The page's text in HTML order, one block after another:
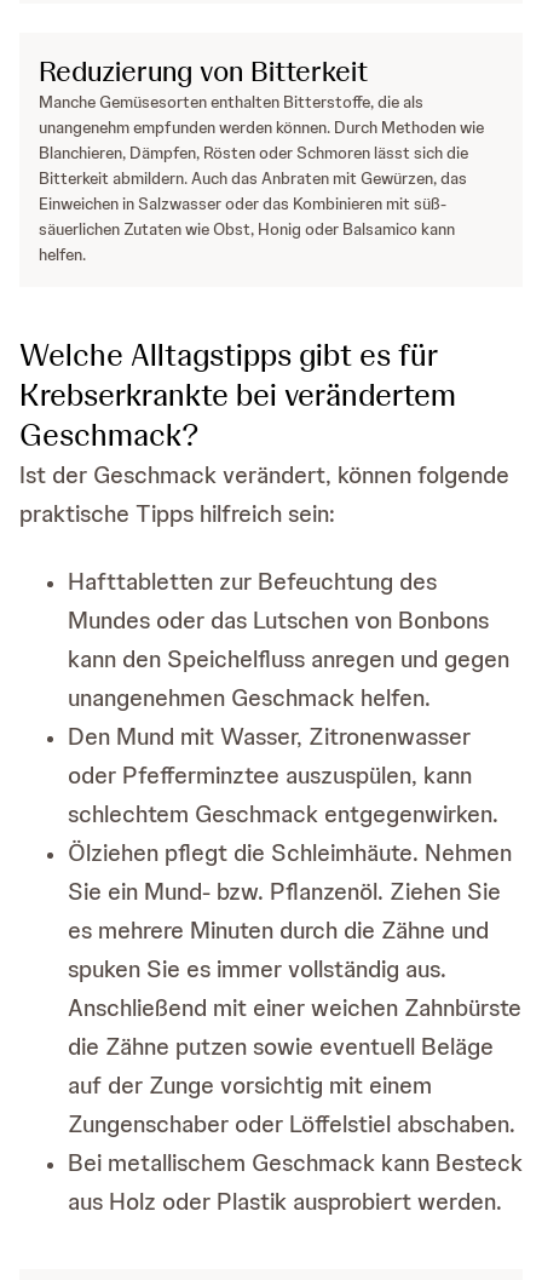
Reduzierung von Bitterkeit
Manche Gemüsesorten enthalten Bitterstoffe, die als
unangenehm empfunden werden können. Durch Methoden wie
Blanchieren, Dämpfen, Rösten oder Schmoren lässt sich die
Bitterkeit abmildern. Auch das Anbraten mit Gewürzen, das
Einweichen in Salzwasser oder das Kombinieren mit süß-
säuerlichen Zutaten wie Obst, Honig oder Balsamico kann
helfen.
Welche Alltagstipps gibt es für
Krebserkrankte bei verändertem
Geschmack?
Ist der Geschmack verändert, können folgende
praktische Tipps hilfreich sein:
Hafttabletten zur Befeuchtung des
Mundes oder das Lutschen von Bonbons
kann den Speichelfluss anregen und gegen
unangenehmen Geschmack helfen.
Den Mund mit Wasser, Zitronenwasser
oder Pfefferminztee auszuspülen, kann
schlechtem Geschmack entgegenwirken.
Ölziehen pflegt die Schleimhäute. Nehmen
Sie ein Mund- bzw. Pflanzenöl. Ziehen Sie
es mehrere Minuten durch die Zähne und
spuken Sie es immer vollständig aus.
Anschließend mit einer weichen Zahnbürste
die Zähne putzen sowie eventuell Beläge
auf der Zunge vorsichtig mit einem
Zungenschaber oder Löffelstiel abschaben.
Bei metallischem Geschmack kann Besteck
aus Holz oder Plastik ausprobiert werden.